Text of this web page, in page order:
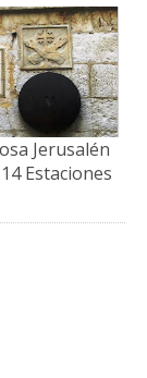
Jerusalén
Estaciones